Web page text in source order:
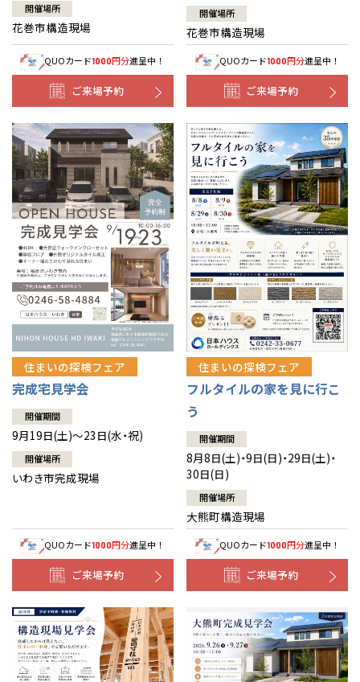
開催場所
花巻市構造現場
QUOカード1000円分進呈中！
ご来場予約
開催場所
花巻市構造現場
QUOカード1000円分進呈中！
ご来場予約
住まいの探検フェア
完成宅見学会
開催期間
9月19日(土)～23日(水・祝)
開催場所
いわき市完成現場
QUOカード1000円分進呈中！
ご来場予約
住まいの探検フェア
フルタイルの家を見に行こ
う
開催期間
8月8日(土)・9日(日)・29日(土)・
30日(日)
開催場所
大熊町構造現場
QUOカード1000円分進呈中！
ご来場予約